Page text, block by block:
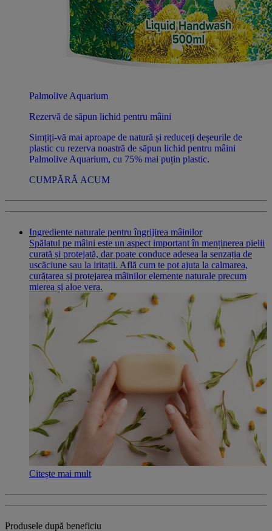
Palmolive Aquarium
Rezervă de săpun lichid pentru mâini
Simțiți-vă mai aproape de natură și reduceți deșeurile de
plastic cu rezerva noastră de săpun lichid pentru mâini
Palmolive Aquarium, cu 75% mai puțin plastic.
CUMPĂRĂ ACUM
Ingrediente naturale pentru îngrijirea mâinilor
Spălatul pe mâini este un aspect important în menținerea pielii
curată și protejată, dar poate conduce adesea la senzația de
uscăciune sau la iritații. Află cum te pot ajuta la calmarea,
curățarea și protejarea mâinilor elemente naturale precum
mierea și aloe vera.
Citește mai mult
Produsele după beneficiu